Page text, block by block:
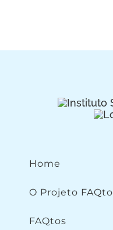
Home
O Projeto
FAQtos